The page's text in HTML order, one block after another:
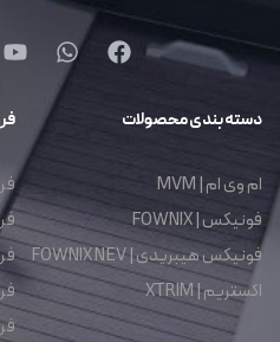
دسته بندی محصولات
ام وی ام | MVM
فونیکس | FOWNIX
فونیکس هیبریدی | FOWNIX NEV
اکستریم | XTRIM